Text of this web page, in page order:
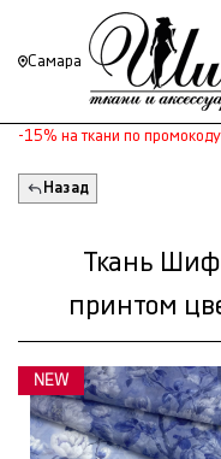
Самара
-15% на ткани по
Назад
Ткань
принтом
NEW